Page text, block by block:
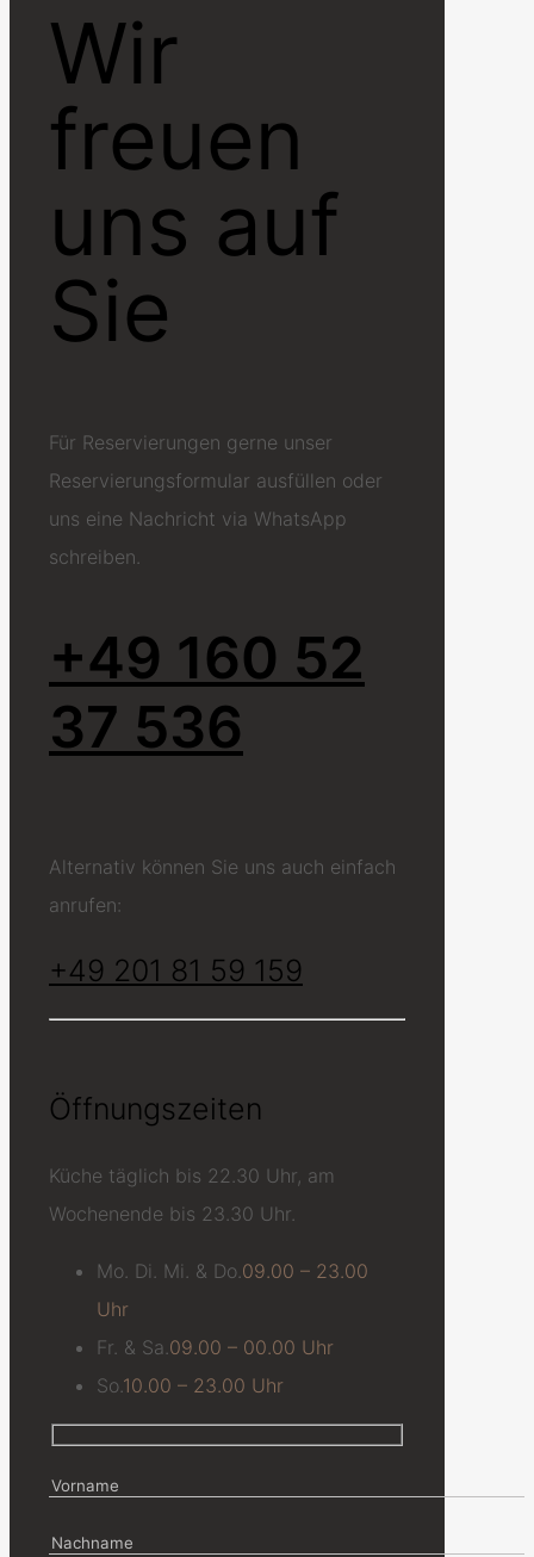
Wir
freuen
uns auf
Sie
Für Reservierungen gerne unser
Reservierungsformular ausfüllen oder
uns eine Nachricht via WhatsApp
schreiben.
+49 160 52
37 536
Alternativ können Sie uns auch einfach
anrufen:
+49 201 81 59 159
Öffnungszeiten
Küche täglich bis 22.30 Uhr, am
Wochenende bis 23.30 Uhr.
Mo. Di. Mi. & Do. 09.00 – 23.00
Uhr
Fr. & Sa. 09.00 – 00.00 Uhr
So. 10.00 – 23.00 Uhr